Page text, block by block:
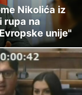
Nikolića iz
rupa na
unije"